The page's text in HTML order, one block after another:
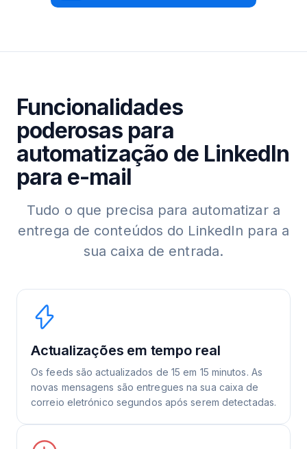
Funcionalidades
poderosas para
automatização de LinkedIn
para e-mail
Tudo o que precisa para automatizar a
entrega de conteúdos do LinkedIn para a
sua caixa de entrada.
Actualizações em tempo real
Os feeds são actualizados de 15 em 15 minutos. As
novas mensagens são entregues na sua caixa de
correio eletrónico segundos após serem detectadas.